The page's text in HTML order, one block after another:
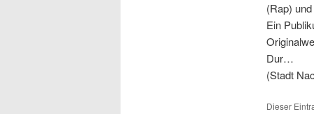
(Rap)
Ein
Dur…
(Stadt
Dieser